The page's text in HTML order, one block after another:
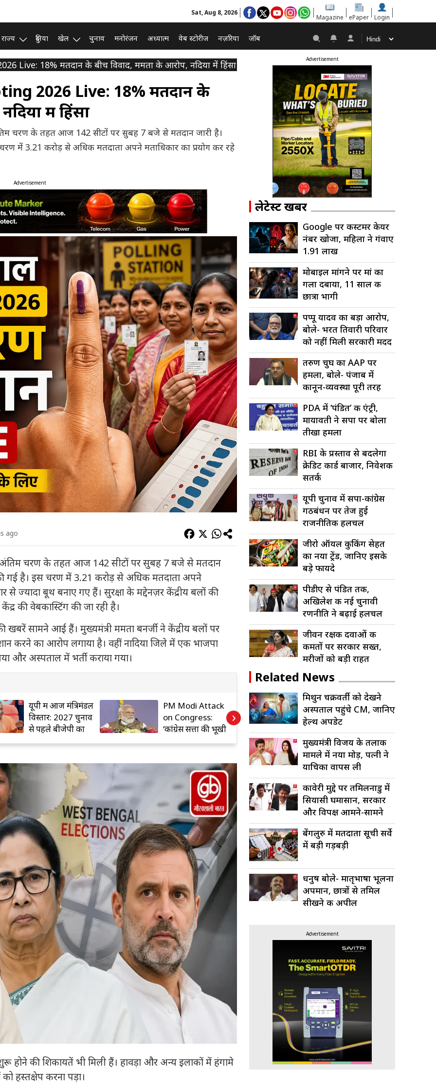
Sat, Aug 8, 2026
Magazine ePaper Login
राज्य दुनिया खेल चुनाव मनोरंजन अध्यात्म वेब स्टोरीज नज़रिया जॉब
Live: 18% मतदान के बीच विवाद, ममता के आरोप, नदिया में हिंसा
2026 Live: 18% मतदान के
में हिंसा
चरण के तहत आज 142 सीटों पर सुबह 7 बजे से मतदान जारी है।
में 3.21 करोड़ से अधिक मतदाता अपने मताधिकार का प्रयोग कर रहे
Advertisement
ago
अंतिम चरण के तहत आज 142 सीटों पर सुबह 7 बजे से मतदान
गई है। इस चरण में 3.21 करोड़ से अधिक मतदाता अपने
से ज्यादा बूथ बनाए गए हैं। सुरक्षा के मद्देनज़र केंद्रीय बलों की
की वेबकास्टिंग की जा रही है।
सामने आई हैं। मुख्यमंत्री ममता बनर्जी ने केंद्रीय बलों पर
करने का आरोप लगाया है। वहीं नादिया जिले में एक भाजपा
और अस्पताल में भर्ती कराया गया।
PM Modi Attack
on Congress:
‘कांग्रेस सत्ता की भूखी
पार्टी’, प्रधानमंत्री मोदी
Tamil Nadu Oath
Ceremony: विजय
सरकार के शपथ ग्रहण
में पहुंचे कई बड़े नेता,
मौजूद
Tamil Nadu
Cabinet Oath
Ceremony: सी.
जोसफ विजय समेत 9
मंत्रियों ने ली शपथ,
नई सरकार ने संभाली
कमान
›
होने की शिकायतें भी मिली हैं। हावड़ा और अन्य इलाकों में हंगामे
हस्तक्षेप करना पड़ा।
Advertisement
लेटेस्ट खबरें
Google पर कस्टमर केयर
नंबर खोजा, महिला ने गंवाए
₹1.91 लाख
मोबाइल मांगने पर मां का
गला दबाया, 11 साल की
छात्रा भागी
पप्पू यादव का बड़ा आरोप,
बोले- भरत तिवारी परिवार
को नहीं मिली सरकारी मदद
तरुण चुघ का AAP पर
हमला, बोले- पंजाब में
कानून-व्यवस्था पूरी तरह
चरमराई
PDA में ‘पंडित’ की एंट्री,
मायावती ने सपा पर बोला
तीखा हमला
RBI के प्रस्ताव से बदलेगा
क्रेडिट कार्ड बाजार, निवेशक
सतर्क
यूपी चुनाव में सपा-कांग्रेस
गठबंधन पर तेज हुई
राजनीतिक हलचल
जीरो ऑयल कुकिंग सेहत
का नया ट्रेंड, जानिए इसके
बड़े फायदे
पीडीए से पंडित तक,
अखिलेश की नई चुनावी
रणनीति ने बढ़ाई हलचल
जीवन रक्षक दवाओं की
कीमतों पर सरकार सख्त,
मरीजों को बड़ी राहत
Related News
मिथुन चक्रवर्ती को देखने
अस्पताल पहुंचे CM, जानिए
हेल्थ अपडेट
मुख्यमंत्री विजय के तलाक
मामले में नया मोड़, पत्नी ने
याचिका वापस ली
कावेरी मुद्दे पर तमिलनाडु में
सियासी घमासान, सरकार
और विपक्ष आमने-सामने
बेंगलुरु में मतदाता सूची सर्वे
में बड़ी गड़बड़ी
धनुष बोले- मातृभाषा भूलना
अपमान, छात्रों से तमिल
सीखने की अपील
Advertisement